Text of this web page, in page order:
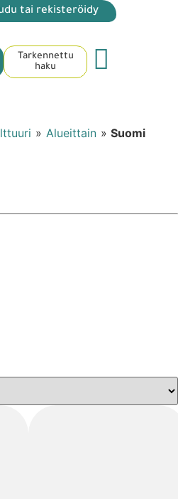
tai rekisteröidy
Tarkennettu
haku
» Alueittain » Suomi